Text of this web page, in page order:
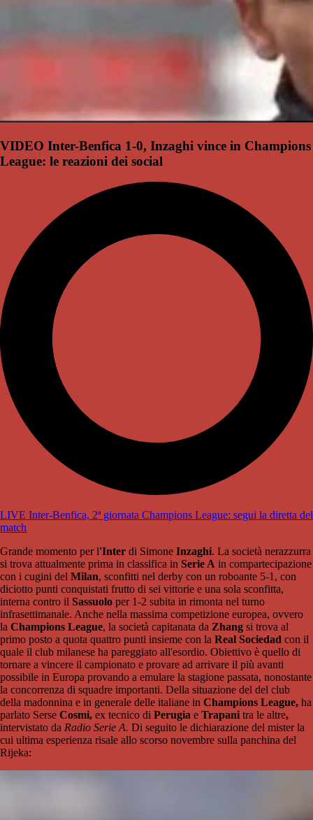
VIDEO Inter-Benfica 1-0, Inzaghi vince in Champions
League: le reazioni dei social
LIVE Inter-Benfica, 2ª giornata Champions League: segui la diretta del
match
Grande momento per l'Inter di Simone Inzaghi. La società nerazzurra
si trova attualmente prima in classifica in Serie A in compartecipazione
con i cugini del Milan, sconfitti nel derby con un roboante 5-1, con
diciotto punti conquistati frutto di sei vittorie e una sola sconfitta,
interna contro il Sassuolo per 1-2 subita in rimonta nel turno
infrasettimanale. Anche nella massima competizione europea, ovvero
la Champions League, la società capitanata da Zhang si trova al
primo posto a quota quattro punti insieme con la Real Sociedad con il
quale il club milanese ha pareggiato all'esordio. Obiettivo è quello di
tornare a vincere il campionato e provare ad arrivare il più avanti
possibile in Europa provando a emulare la stagione passata, nonostante
la concorrenza di squadre importanti. Della situazione del del club
della madonnina e in generale delle italiane in Champions League, ha
parlato Serse Cosmi, ex tecnico di Perugia e Trapani tra le altre,
intervistato da Radio Serie A. Di seguito le dichiarazione del mister la
cui ultima esperienza risale allo scorso novembre sulla panchina del
Rijeka: